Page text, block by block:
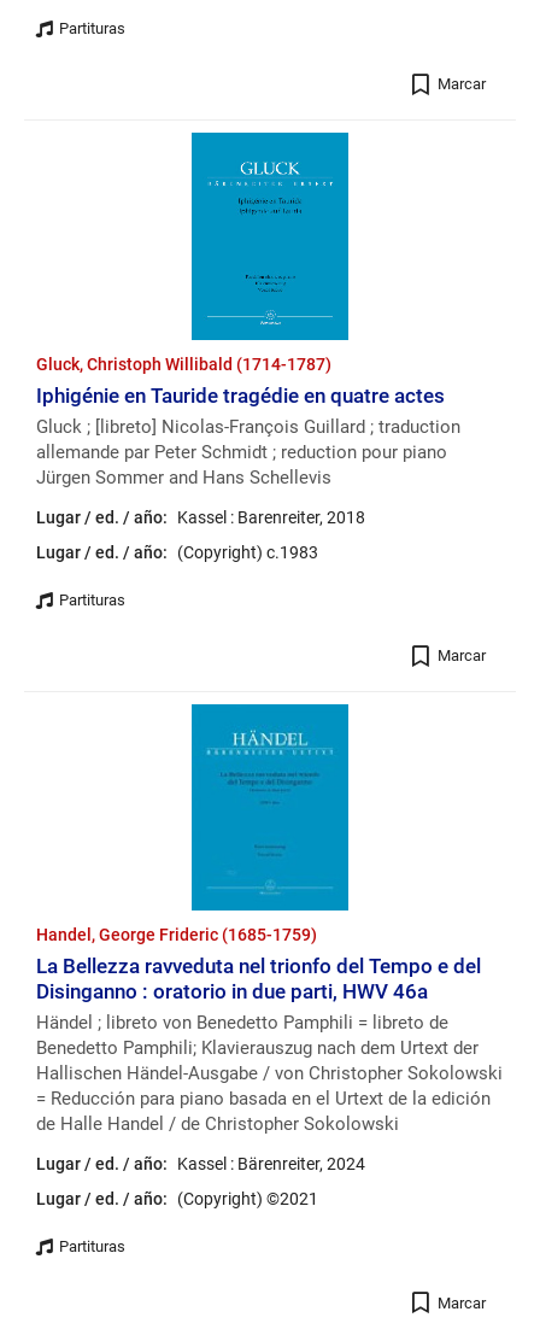
Marcar
Gluck, Christoph Willibald (1714-1787)
Iphigénie en Tauride tragédie en quatre actes
Gluck ; [libreto] Nicolas-François Guillard ; traduction
allemande par Peter Schmidt ; reduction pour piano
Jürgen Sommer and Hans Schellevis
Lugar / ed. / año:
Kassel : Barenreiter, 2018
Lugar / ed. / año:
(Copyright) c.1983
Marcar
Handel, George Frideric (1685-1759)
La Bellezza ravveduta nel trionfo del Tempo e del
Disinganno : oratorio in due parti, HWV 46a
Händel ; libreto von Benedetto Pamphili = libreto de
Benedetto Pamphili; Klavierauszug nach dem Urtext der
Hallischen Händel-Ausgabe / von Christopher Sokolowski
= Reducción para piano basada en el Urtext de la edición
de Halle Handel / de Christopher Sokolowski
Lugar / ed. / año:
Kassel : Bärenreiter, 2024
Lugar / ed. / año:
(Copyright) ©2021
Marcar